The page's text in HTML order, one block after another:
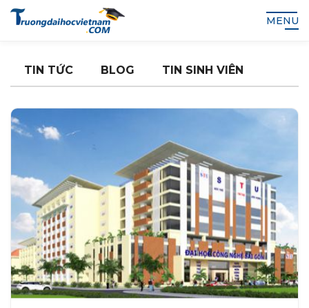
MENU
TIN TỨC BLOG TIN SINH VIÊN